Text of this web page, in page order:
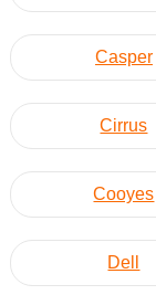
Casper
Cirrus
Cooyes
Dell